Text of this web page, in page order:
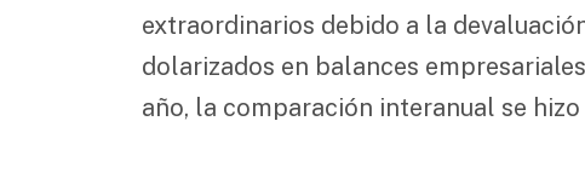
extraordinarios debido a la
dolarizados en balances
año, la comparación interanual se